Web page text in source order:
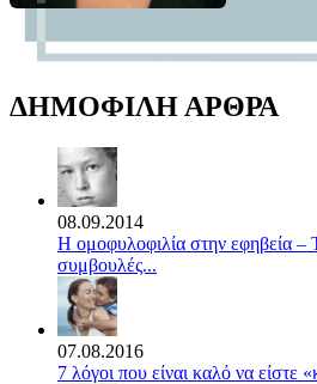
ΔΗΜΟΦΙΛΗ ΑΡΘΡΑ
08.09.2014
Η ομοφυλοφιλία στην εφηβεία –
συμβουλές...
07.08.2016
7 λόγοι που είναι καλό να είστε